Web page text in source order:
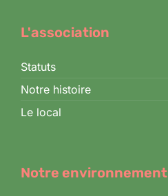
L'association
Statuts
Notre histoire
Le local
Notre environnement